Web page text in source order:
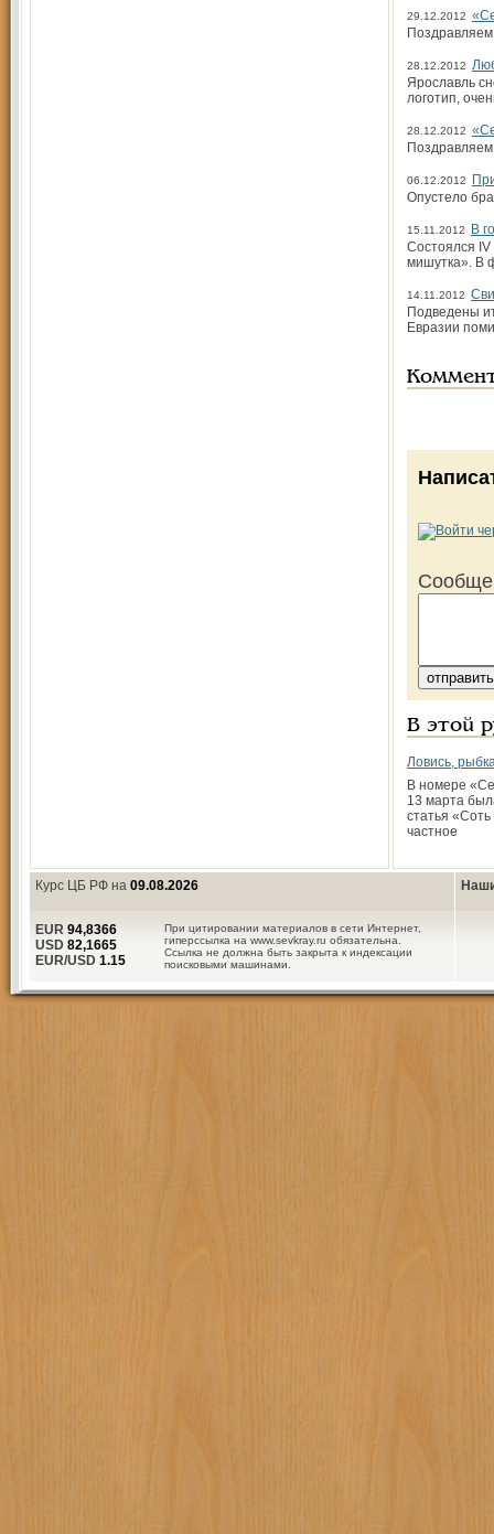
29.12.2012
28.12.2012
Ярославль
логотип,
28.12.2012
06.12.2012
Опустело
15.11.2012
В
Состоялся
мишутка». В
14.11.2012
Подведены
Евразии
В этой
Ловись,
В номере
13 марта
статья
частное
Курс ЦБ РФ на 09.08.2026
При цитировании материалов в сети Интернет,
гиперссылка на www.sevkray.ru обязательна.
Ссылка не должна быть закрыта к индексации
поисковыми машинами.
EUR 94,8366
USD 82,1665
EUR/USD 1.15